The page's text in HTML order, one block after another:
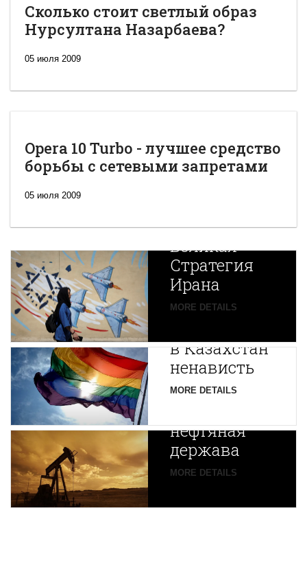
Сколько стоит светлый образ
Нурсултана Назарбаева?
05 июля 2009
Opera 10 Turbo - лучшее средство
борьбы с сетевыми запретами
05 июля 2009
Новая
Великая
Стратегия
Ирана
MORE DETAILS
Путин
в Казахстан
ненависть
MORE DETAILS
Центральной
Азии
зарождается
нефтяная
держава
MORE DETAILS